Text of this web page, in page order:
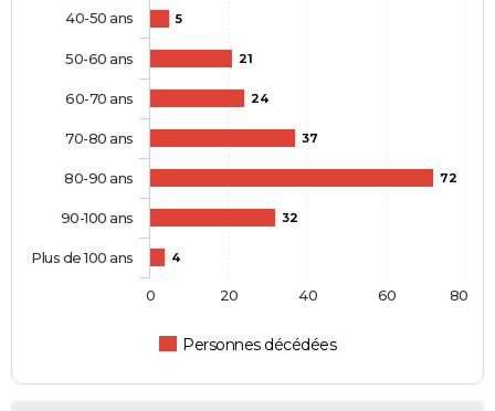
5
21
24
37
72
32
4
Personnes décédées
40-50 ans
50-60 ans
60-70 ans
70-80 ans
80-90 ans
90-100 ans
Plus de 100 ans
0 20 40 60 80